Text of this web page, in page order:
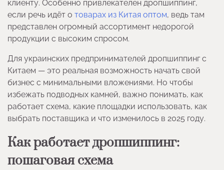
клиенту. Особенно привлекателен дропшиппинг,
если речь идёт о товарах из Китая оптом, ведь там
представлен огромный ассортимент недорогой
продукции с высоким спросом.
Для украинских предпринимателей дропшиппинг с
Китаем — это реальная возможность начать свой
бизнес с минимальными вложениями. Но чтобы
избежать подводных камней, важно понимать, как
работает схема, какие площадки использовать, как
выбрать поставщика и что изменилось в 2025 году.
Как работает дропшиппинг:
пошаговая схема